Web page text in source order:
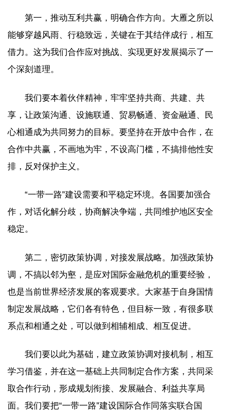
第一，推动互利共赢，明确合作方向。大雁之所以
能够穿越风雨、行稳致远，关键在于其结伴成行，相互
借力。这为我们合作应对挑战、实现更好发展揭示了一
个深刻道理。
我们要本着伙伴精神，牢牢坚持共商、共建、共
享，让政策沟通、设施联通、贸易畅通、资金融通、民
心相通成为共同努力的目标。要坚持在开放中合作，在
合作中共赢，不画地为牢，不设高门槛，不搞排他性安
排，反对保护主义。
“一带一路”建设需要和平稳定环境。各国要加强合
作，对话化解分歧，协商解决争端，共同维护地区安全
稳定。
第二，密切政策协调，对接发展战略。加强政策协
调，不搞以邻为壑，是应对国际金融危机的重要经验，
也是当前世界经济发展的客观要求。大家基于自身国情
制定发展战略，它们各有特色，但目标一致，有很多联
系点和相通之处，可以做到相辅相成、相互促进。
我们要以此为基础，建立政策协调对接机制，相互
学习借鉴，并在这一基础上共同制定合作方案，共同采
取合作行动，形成规划衔接、发展融合、利益共享局
面。我们要把“一带一路”建设国际合作同落实联合国